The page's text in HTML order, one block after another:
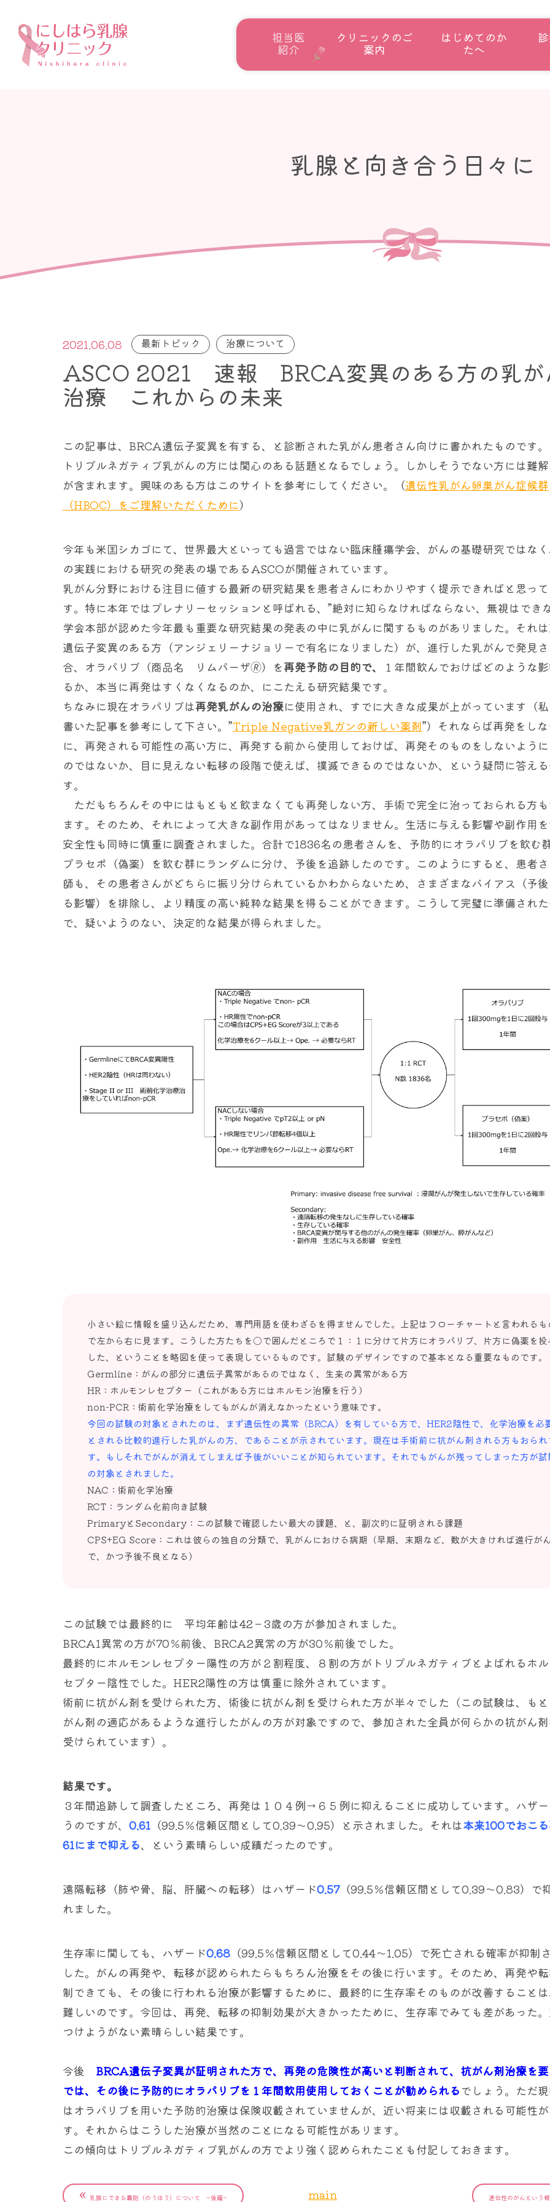
担当医
紹介
クリニックのご
案内
はじめてのか
たへ
乳腺と向き合う日々に
2021.06.08 最新トピック 治療について
ASCO 2021 速報 BRCA変異のある方の乳が
治療 これからの未来
この記事は、BRCA遺伝子変異を有する、と診断された乳がん患者さん向けに書かれたものです
トリプルネガティブ乳がんの方には関心のある話題となるでしょう。しかしそうでない方には難
が含まれます。興味のある方はこのサイトを参考にしてください。（遺伝性乳がん卵巣がん症候群
（HBOC）をご理解いただくために）
今年も米国シカゴにて、世界最大といっても過言ではない臨床腫瘍学会、がんの基礎研究ではな
の実践における研究の発表の場であるASCOが開催されています。
乳がん分野における注目に値する最新の研究結果を患者さんにわかりやすく提示できればと思っ
す。特に本年ではプレナリーセッションと呼ばれる、”絶対に知らなければならない、無視はでき
学会本部が認めた今年最も重要な研究結果の発表の中に乳がんに関するものがありました。それ
遺伝子変異のある方（アンジェリーナジョリーで有名になりました）が、進行した乳がんで発見
合、オラパリブ（商品名 リムパーザ🄬）を再発予防の目的で、
１年間飲んでおけばどのような
るか、本当に再発はすくなくなるのか、にこたえる研究結果です。
ちなみに現在オラパリブは再発乳がんの治療に使用され、すでに大きな成果が上がっています（
書いた記事を参考にして下さい。”Triple Negative乳ガンの新しい薬剤”）それならば再発をしな
に、再発される可能性の高い方に、再発する前から使用しておけば、再発そのものをしないよう
のではないか、目に見えない転移の段階で使えば、撲滅できるのではないか、という疑問に答え
す。
ただもちろんその中にはもともと飲まなくても再発しない方、手術で完全に治っておられる方
ます。そのため、それによって大きな副作用があってはなりません。生活に与える影響や副作用
安全性も同時に慎重に調査されました。合計で1836名の患者さんを、予防的にオラパリブを飲む群
プラセボ（偽薬）を飲む群にランダムに分け、予後を追跡したのです。このようにすると、患者
師も、その患者さんがどちらに振り分けられているかわからないため、さまざまなバイアス（予
る影響）を排除し、より精度の高い純粋な結果を得ることができます。こうして完璧に準備され
で、疑いようのない、決定的な結果が得られました。
小さい絵に情報を盛り込んだため、専門用語を使わざるを得ませんでした。上記はフローチャートと言われるも
で左から右に見ます。こうした方たちを〇で囲んだところで１：１に分けて片方にオラパリブ、片方に偽薬を投
した、ということを略図を使って表現しているものです。試験のデザインですので基本となる重要なものです。
Germline：がんの部分に遺伝子異常があるのではなく、生来の異常がある方
HR：ホルモンレセプター（これがある方にはホルモン治療を行う）
non-PCR：術前化学治療をしてもがんが消えなかったという意味です。
今回の試験の対象とされたのは、まず遺伝性の異常（BRCA）を有している方で、HER2陰性で、化学治療を必
とされる比較的進行した乳がんの方、であることが示されています。現在は手術前に抗がん剤される方もおられ
す。もしそれでがんが消えてしまえば予後がいいことが知られています。それでもがんが残ってしまった方が試
の対象とされました。
NAC：術前化学治療
RCT：ランダム化前向き試験
PrimaryとSecondary：この試験で確認したい最大の課題、と、副次的に証明される課題
CPS+EG Score：これは彼らの独自の分類で、乳がんにおける病期（早期、末期など、数が大きければ進行がん
で、かつ予後不良となる）
この試験では最終的に 平均年齢は42－3歳の方が参加されました。
BRCA1異常の方が70％前後、BRCA2異常の方が30％前後でした。
最終的にホルモンレセプター陽性の方が２割程度、８割の方がトリプルネガティブとよばれるホ
セプター陰性でした。HER2陽性の方は慎重に除外されています。
術前に抗がん剤を受けられた方、術後に抗がん剤を受けられた方が半々でした（この試験は、も
がん剤の適応があるような進行したがんの方が対象ですので、参加された全員が何らかの抗がん
受けられています）。
結果です。
３年間追跡して調査したところ、再発は１０４例→６５例に抑えることに成功しています。ハザ
うのですが、 0.61 （99.5％信頼区間として0.39～0.95）と示されました。それは本来100でおこ
61にまで抑える、という素晴らしい成績だったのです。
遠隔転移（肺や骨、脳、肝臓への転移）はハザード0.57（99.5％信頼区間として0.39～0.83）で
れました。
生存率に関しても、ハザード0.68 （99.5％信頼区間として0.44～1.05）で死亡される確率が抑制
した。がんの再発や、転移が認められたらもちろん治療をその後に行います。そのため、再発や
制できても、その後に行われる治療が影響するために、最終的に生存率そのものが改善すること
難しいのです。今回は、再発、転移の抑制効果が大きかったために、生存率でみても差があった
つけようがない素晴らしい結果です。
今後 BRCA遺伝子変異が証明された方で、再発の危険性が高いと判断されて、抗がん剤治療を
では、その後に予防的にオラパリブを１年間飲用使用しておくことが勧められるでしょう。ただ
はオラパリブを用いた予防的治療は保険収載されていませんが、近い将来には収載される可能性
す。それからはこうした治療が当然のことになる可能性があります。
この傾向はトリプルネガティブ乳がんの方でより強く認められたことも付記しておきます。
« 乳腺にできる嚢胞（のうほう）について ~後編~ main 遺伝性のがんという